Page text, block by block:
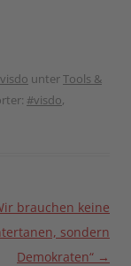
unterTools &
#visdo,
brauchen keine
sondern
Demokraten“ →